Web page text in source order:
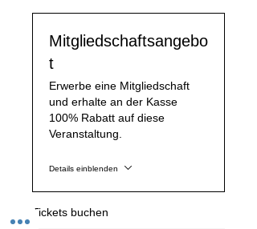
Mitgliedschaftsangebo
t
Erwerbe eine Mitgliedschaft
und erhalte an der Kasse
100% Rabatt auf diese
Veranstaltung.
Details einblenden
Tickets buchen